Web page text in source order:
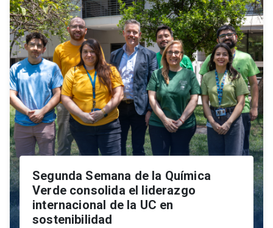
Segunda Semana de la Química
Verde consolida el liderazgo
internacional de la UC en
sostenibilidad